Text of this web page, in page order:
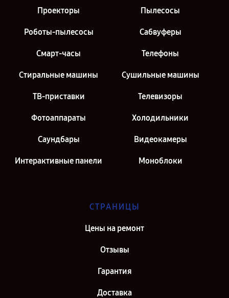
Проекторы Пылесосы
Роботы-пылесосы Сабвуферы
Смарт-часы Телефоны
Стиральные машины Сушильные машины
ТВ-приставки Телевизоры
Фотоаппараты Холодильники
Саундбары Видеокамеры
Интерактивные панели Моноблоки
СТРАНИЦЫ
Цены на ремонт
Отзывы
Гарантия
Доставка